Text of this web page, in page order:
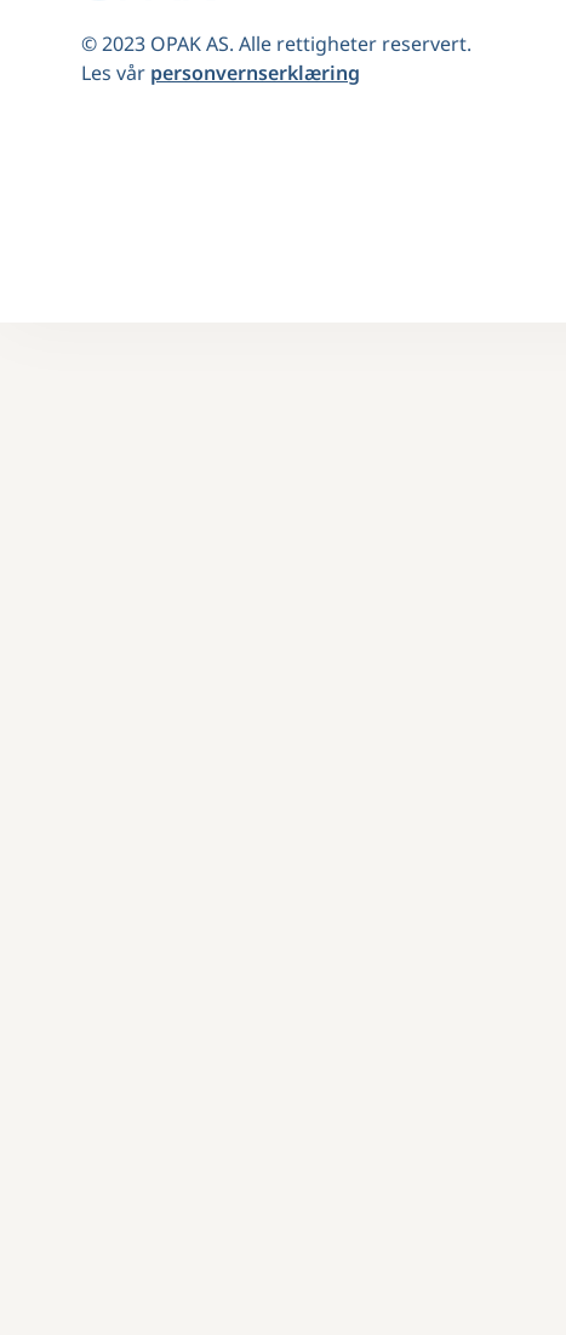
© 2023 OPAK AS. Alle rettigheter reservert.
Les vår personvernserklæring